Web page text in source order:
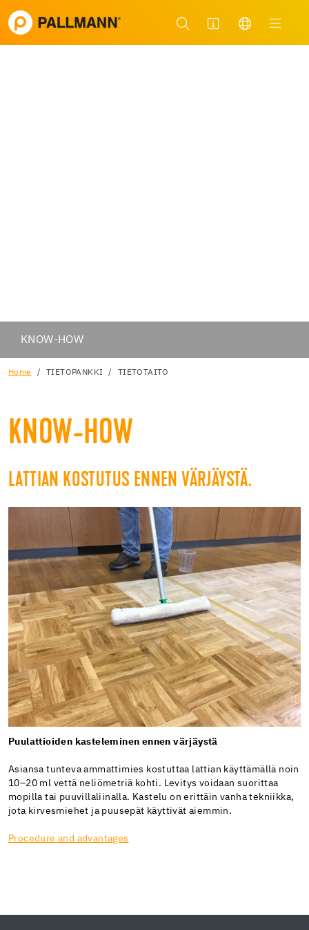
KNOW-HOW
Home TIETOPANKKI TIETOTAITO
KNOW-HOW
LATTIAN KOSTUTUS ENNEN VÄRJÄYSTÄ.
Puulattioiden kasteleminen ennen värjäystä
Asiansa tunteva ammattimies kostuttaa lattian käyttämällä noin
10–20 ml vettä neliömetriä kohti. Levitys voidaan suorittaa
mopilla tai puuvillaliinalla. Kastelu on erittäin vanha tekniikka,
jota kirvesmiehet ja puusepät käyttivät aiemmin.
Procedure and advantages